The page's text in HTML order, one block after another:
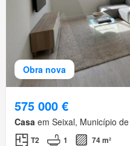
Obra nova
575 000 €
Casa em Seixal, Município
T2 1 74 m²